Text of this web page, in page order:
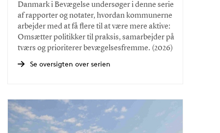
Danmark i Bevægelse undersøger i denne serie
af rapporter og notater, hvordan kommunerne
arbejder med at få flere til at være mere aktive:
Omsætter politikker til praksis, samarbejder på
tværs og prioriterer bevægelsesfremme. (2026)
Se oversigten over serien